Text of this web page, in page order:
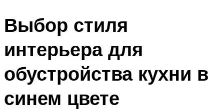
Выбор стиля
интерьера для
обустройства кухни в
синем цвете